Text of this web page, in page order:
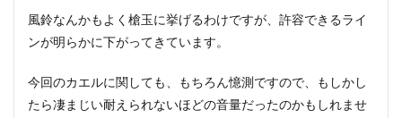
風鈴なんかもよく槍玉に挙げるわけですが、許容できるライ
ンが明らかに下がってきています。
今回のカエルに関しても、もちろん憶測ですので、もしかし
たら凄まじい耐えられないほどの音量だったのかもしれませ